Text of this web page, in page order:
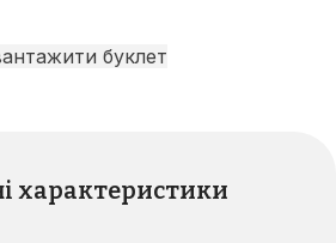
буклет
характеристики